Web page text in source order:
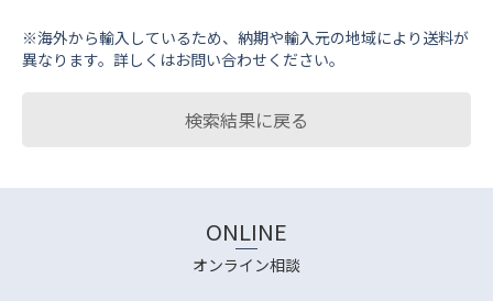
※海外から輸⼊しているため、納期や輸⼊元の地域により送料が
異なります。詳しくはお問い合わせください。
検索結果に戻る
ONLINE
オンライン相談